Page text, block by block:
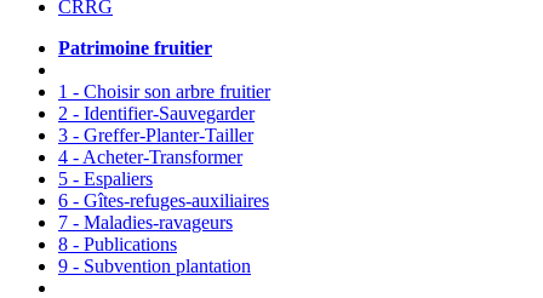
CRRG
Patrimoine fruitier
1 - Choisir son arbre fruitier
2 - Identifier-Sauvegarder
3 - Greffer-Planter-Tailler
4 - Acheter-Transformer
5 - Espaliers
6 - Gîtes-refuges-auxiliaires
7 - Maladies-ravageurs
8 - Publications
9 - Subvention plantation